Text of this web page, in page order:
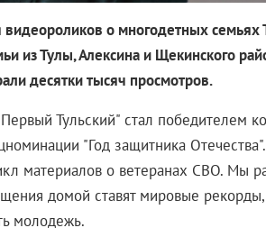
о многодетных семьях
из Тулы, Алексина и Щекинского
десятки тысяч просмотров.
Тульский" стал победителем
"Год защитника
материалов о ветеранах СВО. Мы
домой ставят мировые
молодежь.